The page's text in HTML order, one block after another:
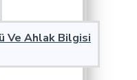
Ve Ahlak Bilgisi